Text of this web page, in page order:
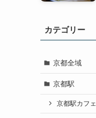
カテゴリー
京都全域
京都駅
京都駅カフェ